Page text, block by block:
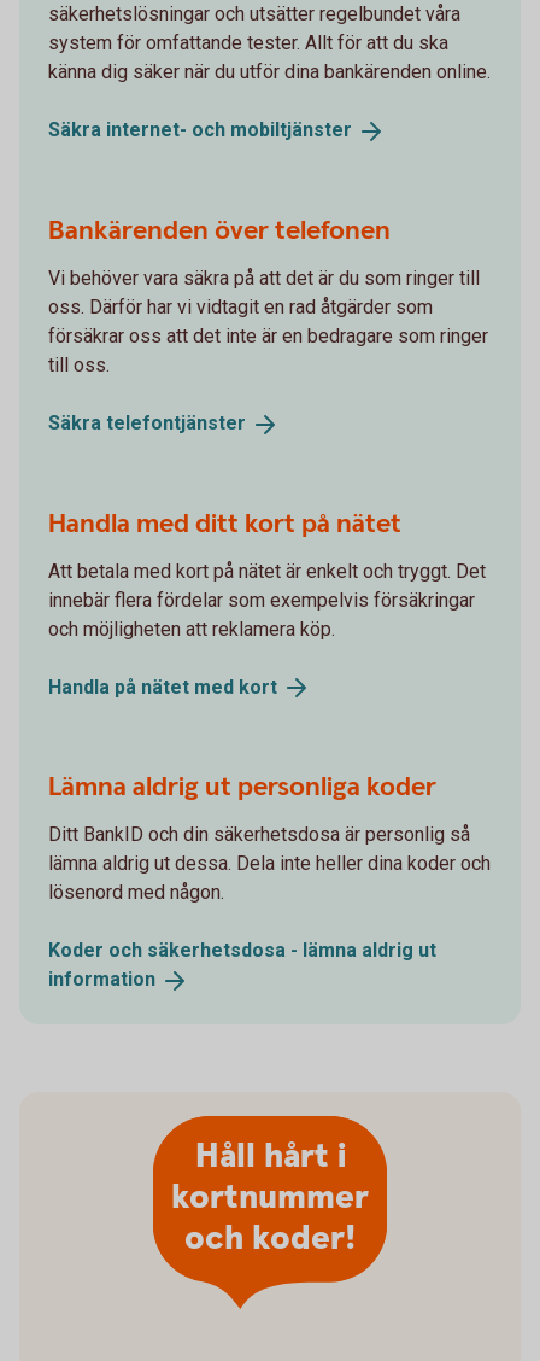
säkerhetslösningar och utsätter regelbundet våra
system för omfattande tester. Allt för att du ska
känna dig säker när du utför dina bankärenden online.
Säkra internet- och mobiltjänster
Bankärenden över telefonen
Vi behöver vara säkra på att det är du som ringer till
oss. Därför har vi vidtagit en rad åtgärder som
försäkrar oss att det inte är en bedragare som ringer
till oss.
Säkra telefontjänster
Handla med ditt kort på nätet
Att betala med kort på nätet är enkelt och tryggt. Det
innebär flera fördelar som exempelvis försäkringar
och möjligheten att reklamera köp.
Handla på nätet med kort
Lämna aldrig ut personliga koder
Ditt BankID och din säkerhetsdosa är personlig så
lämna aldrig ut dessa. Dela inte heller dina koder och
lösenord med någon.
Koder och säkerhetsdosa - lämna aldrig ut
information
Håll hårt i
kortnummer
och koder!